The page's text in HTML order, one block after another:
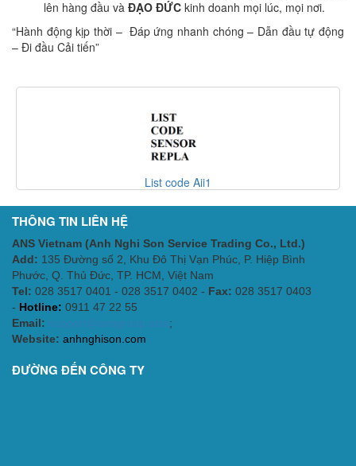
lên hàng đầu và ĐẠO ĐỨC kinh doanh mọi lúc, mọi nơi.
“Hành động kịp thời – Đáp ứng nhanh chóng – Dẫn đầu tự động
– Đi đầu Cải tiến”
List code Aii1
THÔNG TIN LIÊN HỆ
ANS Vietnam (Anh Nghi Son Service Trading Co., Ltd.)
Add: 135 Đường số 2, Khu Đô Thị Vạn Phúc, P. Hiệp Bình
Phước, Q. Thủ Đức, TP. HCM , Việt Nam
Tel: 028 3517 0401 - 028 3517 0402 - Fax: 028 3517 0403
- Hotline: 0911 47 22 55
Email: support@ansgroup.asia ;
Website: anhnghison.com
ĐƯỜNG ĐẾN CÔNG TY